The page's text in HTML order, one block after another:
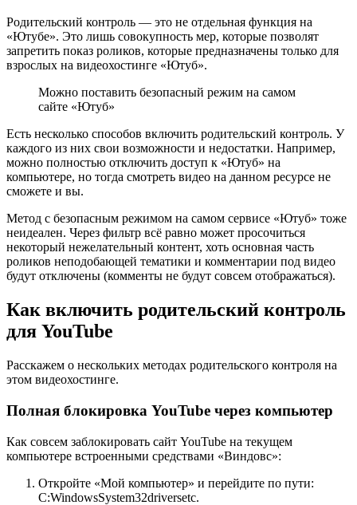
Родительский контроль — это не отдельная функция на
«Ютубе». Это лишь совокупность мер, которые позволят
запретить показ роликов, которые предназначены только для
взрослых на видеохостинге «Ютуб».
Можно поставить безопасный режим на самом
сайте «Ютуб»
Есть несколько способов включить родительский контроль. У
каждого из них свои возможности и недостатки. Например,
можно полностью отключить доступ к «Ютуб» на
компьютере, но тогда смотреть видео на данном ресурсе не
сможете и вы.
Метод с безопасным режимом на самом сервисе «Ютуб» тоже
неидеален. Через фильтр всё равно может просочиться
некоторый нежелательный контент, хоть основная часть
роликов неподобающей тематики и комментарии под видео
будут отключены (комменты не будут совсем отображаться).
Как включить родительский контроль
для YouTube
Расскажем о нескольких методах родительского контроля на
этом видеохостинге.
Полная блокировка YouTube через компьютер
Как совсем заблокировать сайт YouTube на текущем
компьютере встроенными средствами «Виндовс»:
Откройте «Мой компьютер» и перейдите по пути:
C:WindowsSystem32driversetc.